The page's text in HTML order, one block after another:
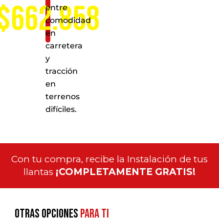
entre
comodidad
en
carretera
y
tracción
en
terrenos
difíciles.
Con tu compra, recibe la Instalación de tus
llantas ¡COMPLETAMENTE GRATIS!
Otras opcionespara ti